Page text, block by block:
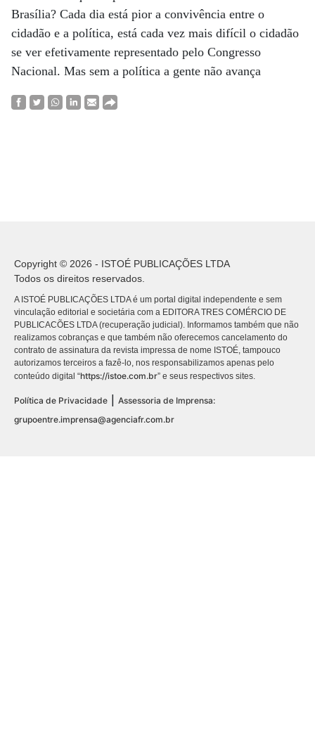
Brasília? Cada dia está pior a convivência entre o
cidadão e a política, está cada vez mais difícil o cidadão
se ver efetivamente representado pelo Congresso
Nacional. Mas sem a política a gente não avança
Copyright © 2026 - ISTOÉ PUBLICAÇÕES LTDA
Todos os direitos reservados.
A ISTOÉ PUBLICAÇÕES LTDA é um portal digital independente e sem
vinculação editorial e societária com a EDITORA TRES COMÉRCIO DE
PUBLICACÕES LTDA (recuperação judicial). Informamos também que não
realizamos cobranças e que também não oferecemos cancelamento do
contrato de assinatura da revista impressa de nome ISTOÉ, tampouco
autorizamos terceiros a fazê-lo, nos responsabilizamos apenas pelo
conteúdo digital “https://istoe.com.br” e seus respectivos sites.
Política de Privacidade | Assessoria de Imprensa:
grupoentre.imprensa@agenciafr.com.br